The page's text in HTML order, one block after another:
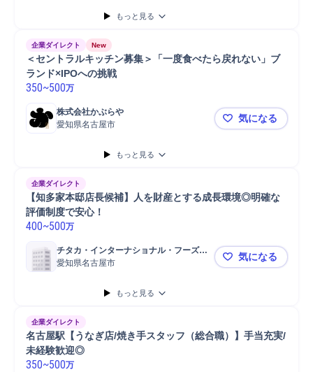
もっと見る
企業ダイレクト New
＜セントラルキッチン募集＞「一度食べたら戻れない」ブ
ランド×IPOへの挑戦
350~500万
株式会社かぶらや
愛知県名古屋市
＜セントラ
気になる
もっと見る
企業ダイレクト
【知多家本邸店長候補】人を財産とする成長環境◎明確な
評価制度で安心！
400~500万
チタカ・インターナショナル・フーズ株
式会社
愛知県名古屋市 【知多家本
気になる
もっと見る
企業ダイレクト
名古屋駅【うなぎ店/焼き手スタッフ（総合職）】手当充実/
未経験歓迎◎
350~500万